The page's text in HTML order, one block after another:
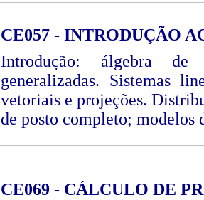
CE057 - INTRODUÇÃO
Introdução: álgebra de
generalizadas. Sistemas
vetoriais e projeções.
de posto completo; modelos
CE069 - CÁLCULO DE